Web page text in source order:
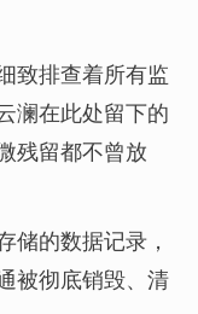
致排查着所有监
澜在此处留下的
残留都不曾放
储的数据记录，
被彻底销毁、清